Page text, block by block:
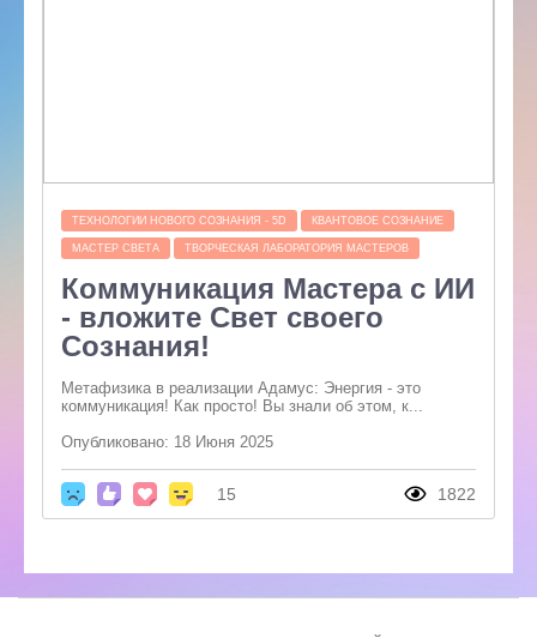
ТЕХНОЛОГИИ НОВОГО СОЗНАНИЯ - 5D КВАНТОВОЕ СОЗНАНИЕ
МАСТЕР СВЕТА ТВОРЧЕСКАЯ ЛАБОРАТОРИЯ МАСТЕРОВ
Коммуникация Мастера с ИИ
- вложите Свет своего
Сознания!
Метафизика в реализации Адамус: Энергия - это
коммуникация! Как просто! Вы знали об этом, к...
Опубликовано: 18 Июня 2025
15 1822